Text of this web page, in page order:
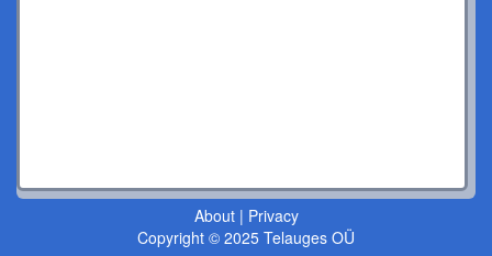
About| Privacy
Copyright © 2025 Telauges OÜ